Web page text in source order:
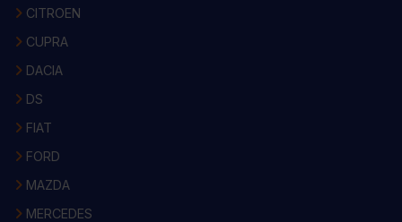
CITROEN
CUPRA
DACIA
DS
FIAT
FORD
MAZDA
MERCEDES